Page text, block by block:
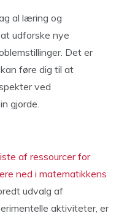
al læring og
udforske nye
Det er
føre dig til at
ved
gjorde.
af ressourcer for
ned i matematikkens
udvalg af
aktiviteter, er